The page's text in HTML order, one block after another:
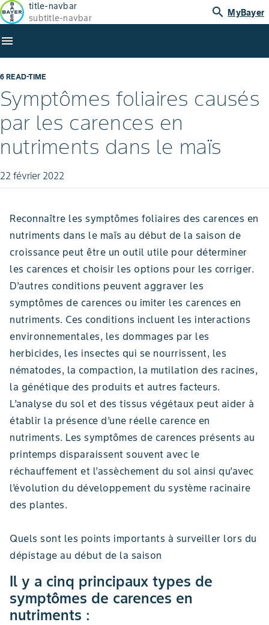
title-navbar
subtitle-navbar
search MyBayer
menu
6 READ-TIME
Symptômes foliaires causés
par les carences en
nutriments dans le maïs
22 février 2022
Reconnaître les symptômes foliaires des carences en
nutriments dans le maïs au début de la saison de
croissance peut être un outil utile pour déterminer
les carences et choisir les options pour les corriger.
D’autres conditions peuvent aggraver les
symptômes de carences ou imiter les carences en
nutriments. Ces conditions incluent les interactions
environnementales, les dommages par les
herbicides, les insectes qui se nourrissent, les
nématodes, la compaction, la mutilation des racines,
la génétique des produits et autres facteurs.
L’analyse du sol et des tissus végétaux peut aider à
établir la présence d’une réelle carence en
nutriments. Les symptômes de carences présents au
printemps disparaissent souvent avec le
réchauffement et l’assèchement du sol ainsi qu’avec
l’évolution du développement du système racinaire
des plantes.
Quels sont les points importants à surveiller lors du
dépistage au début de la saison
Il y a cinq principaux types de
symptômes de carences en
nutriments :